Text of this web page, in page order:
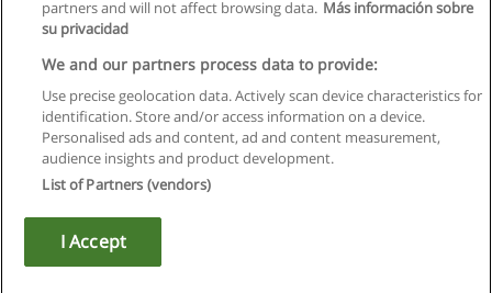
Regulamin
Polityka ochrony danych osobowych
Copyright © Educaedu Business S.L. - CIF : B-95610580: -
partners and will not affect browsing data. Más información sobre
su privacidad
We and our partners process data to provide:
Use precise geolocation data. Actively scan device characteristics for
identification. Store and/or access information on a device.
Personalised ads and content, ad and content measurement,
audience insights and product development.
List of Partners (vendors)
I Accept